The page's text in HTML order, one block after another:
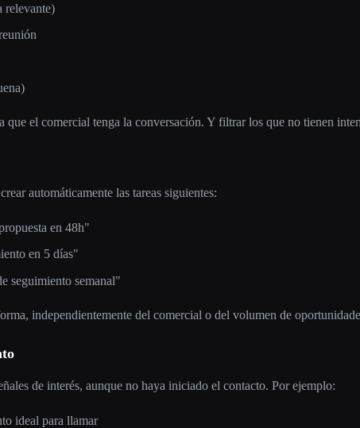
relevante)
el comercial tenga la conversación. Y filtrar los que no tienen
automáticamente las tareas siguientes:
en 48h"
en 5 días"
seguimiento semanal"
independientemente del comercial o del volumen de
de interés, aunque no haya iniciado el contacto. Por ejemplo:
ideal para llamar